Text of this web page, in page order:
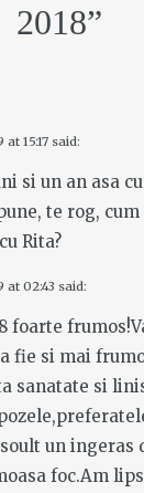
2018”
15:17 said:
si un an asa
te rog, cum
Rita?
at 02:43 said:
foarte
fie si mai
sanatate si
un ingeras
foc.Am